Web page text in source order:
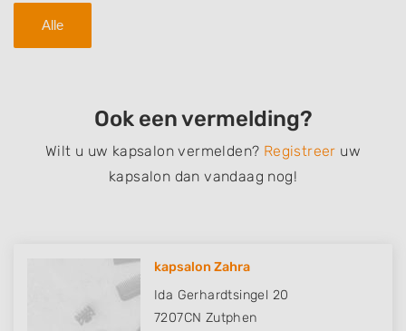
Alle
Ook een vermelding?
Wilt u uw kapsalon vermelden? Registreer uw
kapsalon dan vandaag nog!
kapsalon Zahra
Ida Gerhardtsingel 20
7207CN Zutphen